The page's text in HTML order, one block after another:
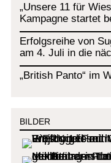
„Unsere 11 für
Kampagne startet
Erfolgsreihe von
am 4. Juli in die
„British Panto“ im
BILDER